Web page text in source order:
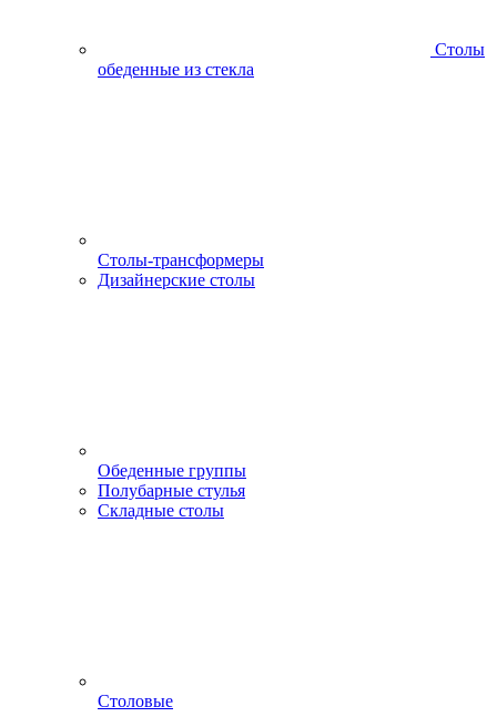
Столы
обеденные из стекла
Столы-трансформеры
Дизайнерские столы
Обеденные группы
Полубарные стулья
Складные столы
Столовые